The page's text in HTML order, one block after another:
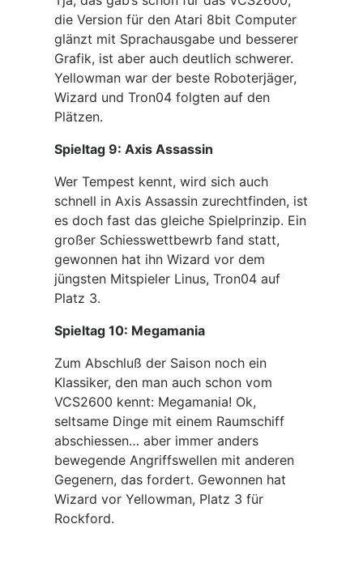
die Version für den Atari 8bit Computer
glänzt mit Sprachausgabe und besserer
Grafik, ist aber auch deutlich schwerer.
Yellowman war der beste Roboterjäger,
Wizard und Tron04 folgten auf den
Plätzen.
Spieltag 9: Axis Assassin
Wer Tempest kennt, wird sich auch
schnell in Axis Assassin zurechtfinden, ist
es doch fast das gleiche Spielprinzip. Ein
großer Schiesswettbewrb fand statt,
gewonnen hat ihn Wizard vor dem
jüngsten Mitspieler Linus, Tron04 auf
Platz 3.
Spieltag 10: Megamania
Zum Abschluß der Saison noch ein
Klassiker, den man auch schon vom
VCS2600 kennt: Megamania! Ok,
seltsame Dinge mit einem Raumschiff
abschiessen… aber immer anders
bewegende Angriffswellen mit anderen
Gegenern, das fordert. Gewonnen hat
Wizard vor Yellowman, Platz 3 für
Rockford.